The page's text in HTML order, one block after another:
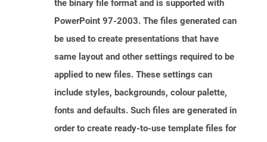
the binary file format and is supported with
PowerPoint 97-2003. The files generated can
be used to create presentations that have
same layout and other settings required to be
applied to new files. These settings can
include styles, backgrounds, colour palette,
fonts and defaults. Such files are generated in
order to create ready-to-use template files for